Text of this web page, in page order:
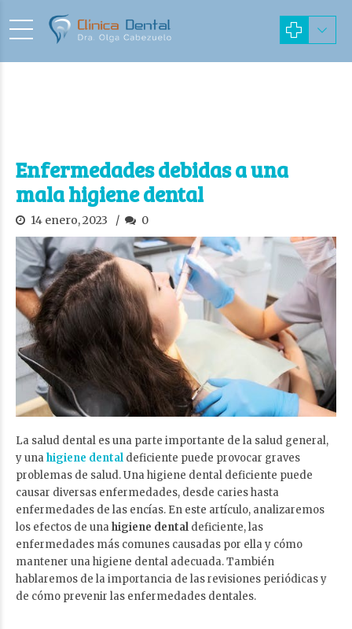
Enfermedades debidas a una
mala higiene dental
14 enero, 2023 0
La salud dental es una parte importante de la salud general,
y unahigiene dental deficiente puede provocar graves
problemas de salud. Una higiene dental deficiente puede
causar diversas enfermedades, desde caries hasta
enfermedades de las encías. En este artículo, analizaremos
los efectos de unahigiene dental deficiente, las
enfermedades más comunes causadas por ella y cómo
mantener una higiene dental adecuada. También
hablaremos de la importancia de las revisiones periódicas y
de cómo prevenir las enfermedades dentales.